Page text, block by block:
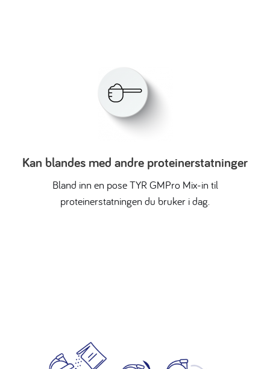
Kan blandes med andre proteinerstatninger
Bland inn en pose TYR GMPro Mix-in til
proteinerstatningen du bruker i dag.